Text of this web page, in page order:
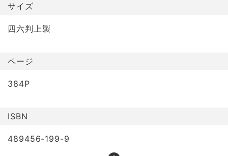
サイズ
四六判上製
ページ
384P
ISBN
489456-199-9